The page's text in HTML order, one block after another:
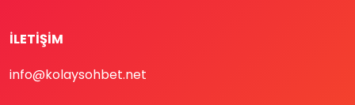
İLETIŞIM
info@kolaysohbet.net